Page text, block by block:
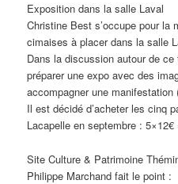
Exposition dans la salle Laval
Christine Best s’occupe pour la
cimaises à placer dans la salle
Dans la discussion autour de
préparer une expo avec des
accompagner une
Il est décidé d’acheter les cinq
Lacapelle en septembre : 5×12€
Site Culture & Patrimoine
Philippe Marchand fait le point :